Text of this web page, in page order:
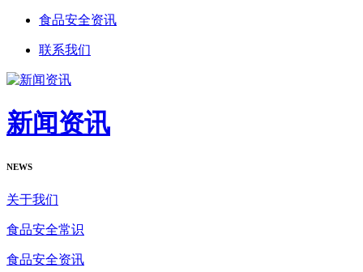
食品安全资讯
联系我们
新闻资讯
NEWS
关于我们
食品安全常识
食品安全资讯